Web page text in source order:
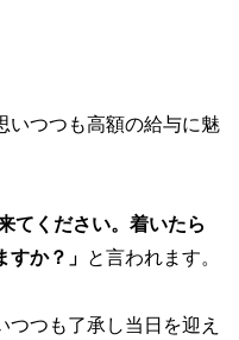
いつつも高額の給与に魅
てください。着いたら
か？」 と言われます。
つも了承し当日を迎え